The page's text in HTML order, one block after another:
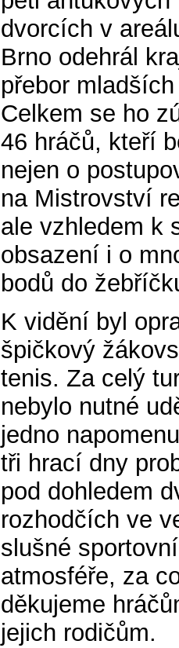
dvorcích v
Brno odehrál
přebor
Celkem se ho
46 hráčů, kteří
nejen o
na Mistrovství
ale vzhledem k
obsazení i o
bodů do
K vidění byl
špičkový
tenis. Za celý
nebylo nutné
jedno
tři hrací dny
pod dohledem
rozhodčích ve
slušné sportovní
atmosféře, za
děkujeme
jejich rodičům.